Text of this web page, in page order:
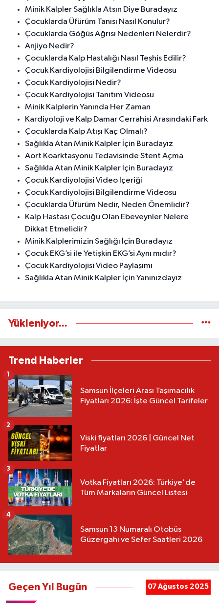
Minik Kalpler Sağlıkla Atsın Diye Buradayız
Çocuklarda Üfürüm Tanısı Nasıl Konulur?
Çocuklarda Göğüs Ağrısı Nedenleri Nelerdir?
Anjiyo Nedir?
Çocuklarda Kalp Hastalığı Nasıl Teşhis Edilir?
Çocuk Kardiyolojisi Bilgilendirme Videosu
Çocuk Kardiyolojisi Nedir?
Çocuk Kardiyolojisi Tanıtım Videosu
Minik Kalplerin Yanında Her Zaman
Kardiyoloji ve Kalp Damar Cerrahisi Arasındaki Fark
Çocuklarda Kalp Atışı Kaç Olmalı?
Sağlıkla Atan Minik Kalpler İçin Buradayız
Aort Koarktasyonu Tedavisinde Stent Açma
Sağlıkla Atan Minik Kalpler İçin Buradayız
Çocuk Kardiyolojisi Video İçeriği
Çocuk Kardiyolojisi Bilgilendirme Videosu
Çocuklarda Üfürüm Nedir, Neden Önemlidir?
Kalp Hastası Çocuğu Olan Ebeveynler Nelere
Dikkat Etmelidir?
Minik Kalplerimizin Sağlığı İçin Buradayız
Çocuk EKG’si ile Yetişkin EKG’si Aynı mıdır?
Çocuk Kardiyolojisi Video Paylaşımı
Sağlıkla Atan Minik Kalpler İçin Yanınızdayız
Yükleniyor...
Trend Haberler
Samsun İlçeleri Arası Taşımacılık
Fiyatları 2026: İşte Güncel Tarifeler
1
Viski fiyatları 2026 | Güncel Net
Fiyatlar
2
Votka Fiyatları 2026: Türkiye'de
Tüm Markaların Güncel Listesi
3
Samsun 13 Numaralı Otobüs
Güzergahı ve Sefer Saatleri 2026
4
Geçen Yıl Bugün 07 Ağustos 2025